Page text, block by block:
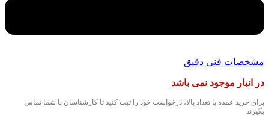
مشخصات فنی دقیق
در انبار موجود نمی باشد
برای خرید عمده یا تعداد بالا، درخواست خود را ثبت کنید تا کارشناسان با شما تماس
بگیرند